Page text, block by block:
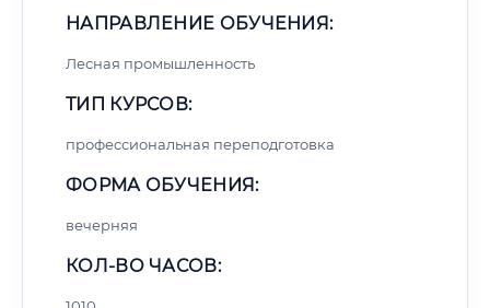
НАПРАВЛЕНИЕ ОБУЧЕНИЯ:
Лесная промышленность
ТИП КУРСОВ:
профессиональная переподготовка
ФОРМА ОБУЧЕНИЯ:
вечерняя
КОЛ-ВО ЧАСОВ: